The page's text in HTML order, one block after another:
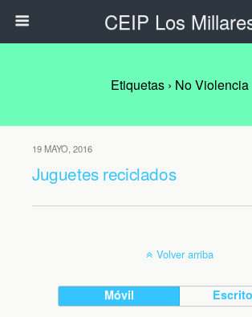
CEIP Los
Etiquetas › No Violencia
19 MAYO, 2016
Juguetes reciclados
Volver arriba
Móvil